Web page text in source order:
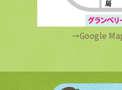
→Google